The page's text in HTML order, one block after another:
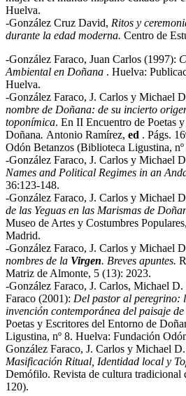
Huelva.
-González Cruz David, Ritos y
durante la edad moderna. Centro de
-González Faraco, Juan Carlos (1997):
Ambiental en Doñana . Huelva:
Huelva.
-González Faraco, J. Carlos y Michael
nombre de Doñana: de su incierto
toponímica. En II Encuentro de Poetas
Doñana. Antonio Ramírez, ed . Págs.
Odón Betanzos (Biblioteca Ligustina, nº
-González Faraco, J. Carlos y Michael
Names and Political Regimes in an
36:123-148.
-González Faraco, J. Carlos y Michael
de las Yeguas en las Marismas de
Museo de Artes y Costumbres
Madrid.
-González Faraco, J. Carlos y Michael
nombres de la Virgen. Breves apuntes.
Matriz de Almonte, 5 (13): 2023.
-González Faraco, J. Carlos, Michael
Faraco (2001): Del pastor al peregrino:
invención contemporánea del paisaje
Poetas y Escritores del Entorno de
Ligustina, nº 8. Huelva: Fundación
González Faraco, J. Carlos y Michael
Masificación Ritual, Identidad local y
Demófilo. Revista de cultura tradicional
120).